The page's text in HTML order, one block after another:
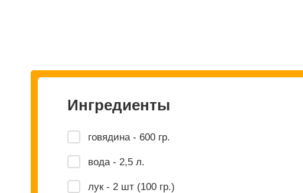
Ингредиенты
говядина - 600 гр.
вода - 2,5 л.
лук - 2 шт (100 гр.)